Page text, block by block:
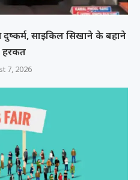
साइकिल सिखाने के बहाने
हरकत
7, 2026